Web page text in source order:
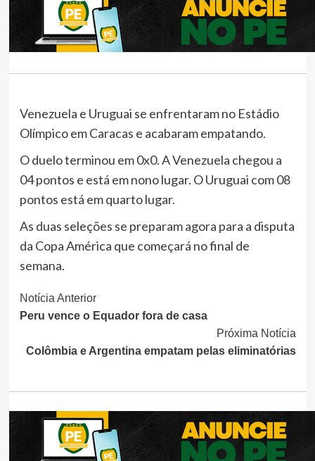
Venezuela e Uruguai se enfrentaram no Estádio
Olímpico em Caracas e acabaram empatando.
O duelo terminou em 0x0. A Venezuela chegou a
04 pontos e está em nono lugar. O Uruguai com 08
pontos está em quarto lugar.
As duas seleções se preparam agora para a disputa
da Copa América que começará no final de
semana.
Continue
Lendo
Notícia Anterior
Peru vence o Equador fora de casa
Próxima Notícia
Colômbia e Argentina empatam pelas eliminatórias